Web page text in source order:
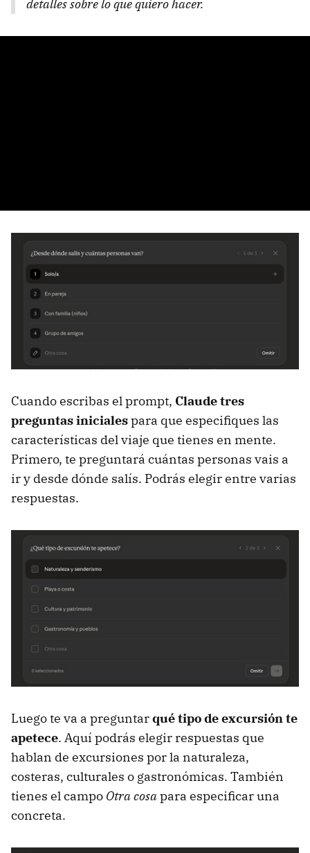
detalles sobre lo que quiero hacer.
Cuando escribas el prompt, Claude tres
preguntas inicialespara que especifiques las
características del viaje que tienes en mente.
Primero, te preguntará cuántas personas vais a
ir y desde dónde salís. Podrás elegir entre varias
respuestas.
Luego te va a preguntarqué tipo de excursión te
apetece. Aquí podrás elegir respuestas que
hablan de excursiones por la naturaleza,
costeras, culturales o gastronómicas. También
tienes el campo Otra cosapara especificar una
concreta.